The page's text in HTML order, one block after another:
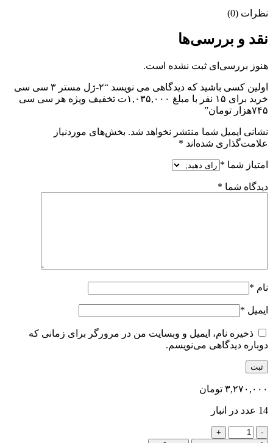
نظرات (0)
نقد و بررسی‌ها
هنوز بررسی‌ای ثبت نشده است.
اولین کسی باشید که دیدگاهی می نویسد “۲-ژل مستر ۳ سی سی
خرید برای ۱۵ نفر با مبلغ ۱,۰۳۵,۰۰۰ت تخفیف ویژه هر سی سی
۷۴۵هزار تومان”
نشانی ایمیل شما منتشر نخواهد شد. بخش‌های موردنیاز
علامت‌گذاری شده‌اند *
امتیاز شما *
دیدگاه شما *
نام *
ایمیل *
ذخیره نام، ایمیل و وبسایت من در مرورگر برای زمانی که
دوباره دیدگاهی می‌نویسم.
۳,۲۷۰,۰۰۰ تومان
14 عدد در انبار
2-